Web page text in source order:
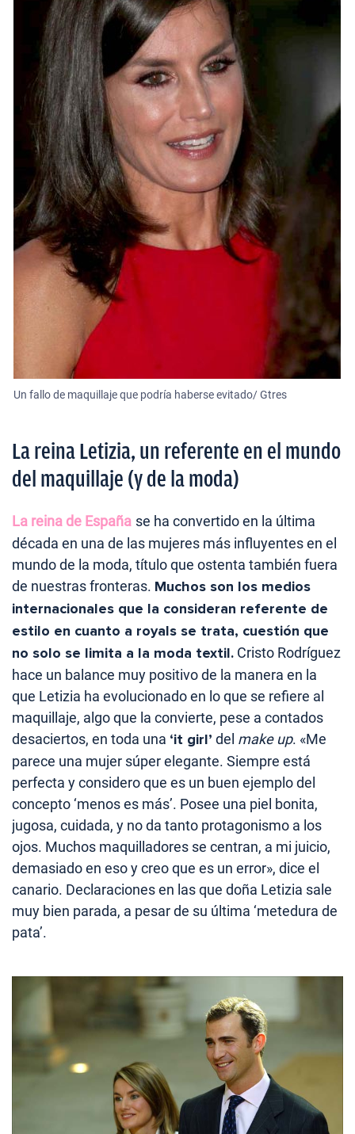
Un fallo de maquillaje que podría haberse evitado/ Gtres
La reina Letizia, un referente en el mundo
del maquillaje (y de la moda)
La reina de España se ha convertido en la última
década en una de las mujeres más influyentes en el
mundo de la moda, título que ostenta también fuera
de nuestras fronteras. Muchos son los medios
internacionales que la consideran referente de
estilo en cuanto a royals se trata, cuestión que
no solo se limita a la moda textil. Cristo Rodríguez
hace un balance muy positivo de la manera en la
que Letizia ha evolucionado en lo que se refiere al
maquillaje, algo que la convierte, pese a contados
desaciertos, en toda una ‘it girl’ del make up. «Me
parece una mujer súper elegante. Siempre está
perfecta y considero que es un buen ejemplo del
concepto ‘menos es más’. Posee una piel bonita,
jugosa, cuidada, y no da tanto protagonismo a los
ojos. Muchos maquilladores se centran, a mi juicio,
demasiado en eso y creo que es un error», dice el
canario. Declaraciones en las que doña Letizia sale
muy bien parada, a pesar de su última ‘metedura de
pata’.